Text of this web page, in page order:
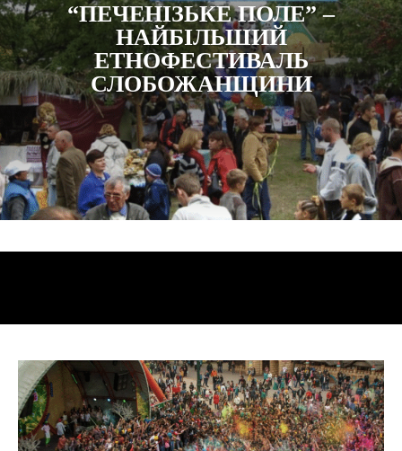
“ПЕЧЕНІЗЬКЕ ПОЛЕ” –
НАЙБІЛЬШИЙ
ЕТНОФЕСТИВАЛЬ
СЛОБОЖАНЩИНИ